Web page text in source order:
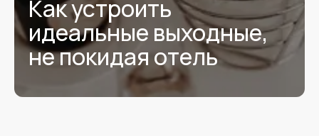
Как устроить
идеальные выходные,
не покидая отель